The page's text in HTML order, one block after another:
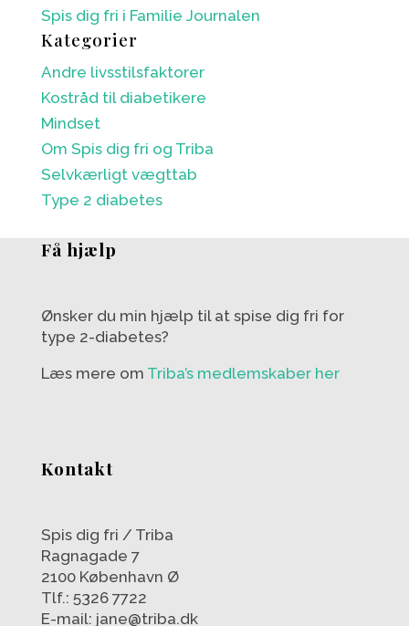
Spis dig fri i Familie Journalen
Kategorier
Andre livsstilsfaktorer
Kostråd til diabetikere
Mindset
Om Spis dig fri og Triba
Selvkærligt vægttab
Type 2 diabetes
Få hjælp
Ønsker du min hjælp til at spise dig fri for
type 2-diabetes?
Læs mere om Triba’s medlemskaber her
Kontakt
Spis dig fri / Triba
Ragnagade 7
2100 København Ø
Tlf.: 5326 7722
E-mail: jane@triba.dk